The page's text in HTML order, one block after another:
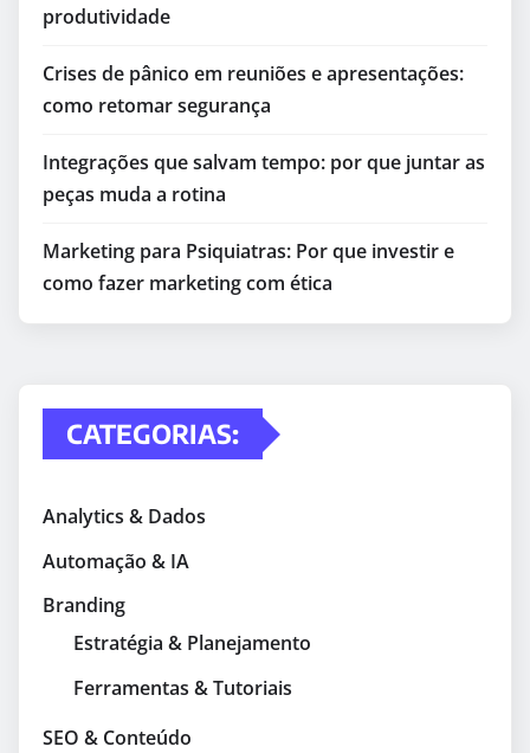
produtividade
Crises de pânico em reuniões e apresentações:
como retomar segurança
Integrações que salvam tempo: por que juntar as
peças muda a rotina
Marketing para Psiquiatras: Por que investir e
como fazer marketing com ética
CATEGORIAS:
Analytics & Dados
Automação & IA
Branding
Estratégia & Planejamento
Ferramentas & Tutoriais
SEO & Conteúdo